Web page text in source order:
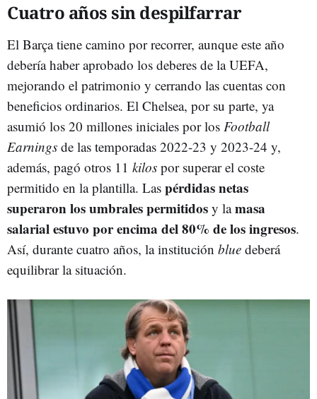
Cuatro años sin despilfarrar
El Barça tiene camino por recorrer, aunque este año
debería haber aprobado los deberes de la UEFA,
mejorando el patrimonio y cerrando las cuentas con
beneficios ordinarios. El Chelsea, por su parte, ya
asumió los 20 millones iniciales por los Football
Earnings de las temporadas 2022-23 y 2023-24 y,
además, pagó otros 11 kilos por superar el coste
permitido en la plantilla. Las pérdidas netas
superaron los umbrales permitidos y lamasa
salarial estuvo por encima del 80% de los ingresos.
Así, durante cuatro años, la institución blue deberá
equilibrar la situación.